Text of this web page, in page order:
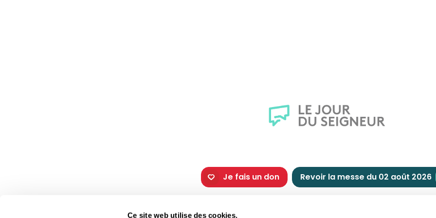
Ce site web utilise des cookies.
Je fais un don Revoir la messe du 02 août 2026